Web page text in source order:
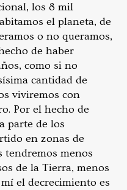
los 8 mil
el planeta, de
o no queramos,
de haber
como si no
cantidad de
viviremos con
Por el hecho de
parte de los
en zonas de
tendremos menos
de la Tierra, menos
el decrecimiento es